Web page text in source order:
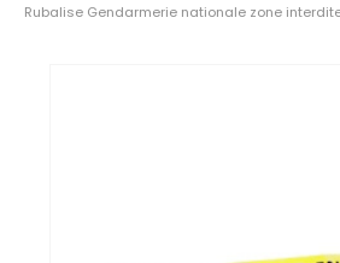
Rubalise Gendarmerie nationale zone